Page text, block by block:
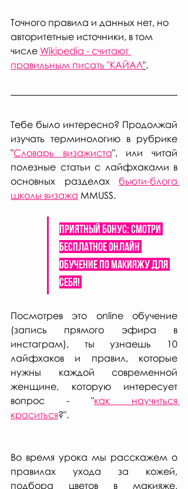
Точного правила и данных нет, но
авторитетные источники, в том
числе Wikipedia - считают
правильным писать "КАЙАЛ".
Тебе было интересно? Продолжай
изучать терминологию в рубрике
"Словарь визажиста", или читай
полезные статьи с лайфхаками в
основных разделах бьюти-блога
школы визажа MMUSS.
Приятный бонус: смотри
бесплатное онлайн
обучение по МАКИЯЖУ ДЛЯ
СЕБЯ!
Посмотрев это online обучение
(запись прямого эфира в
инстаграм), ты узнаешь 10
лайфхаков и правил, которые
нужны каждой современной
женщине, которую интересует
вопрос - "как научиться
краситься?".
Во время урока мы расскажем о
правилах ухода за кожей,
подбора цветов в макияже,